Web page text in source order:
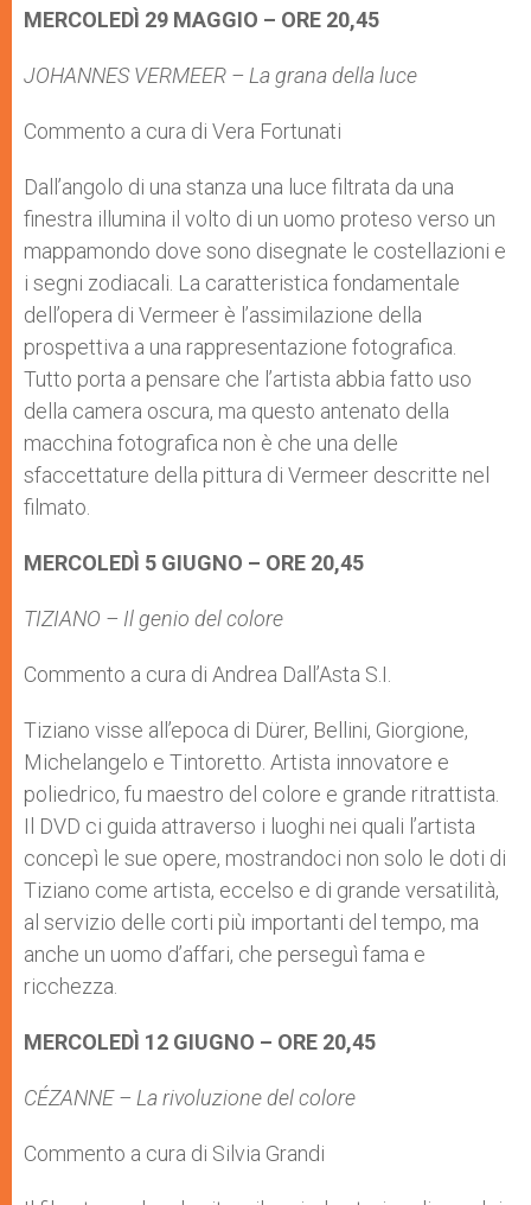
MERCOLEDÌ 29 MAGGIO – ORE 20,45
JOHANNES VERMEER – La grana della luce
Commento a cura di Vera Fortunati
Dall’angolo di una stanza una luce filtrata da una
finestra illumina il volto di un uomo proteso verso un
mappamondo dove sono disegnate le costellazioni e
i segni zodiacali. La caratteristica fondamentale
dell’opera di Vermeer è l’assimilazione della
prospettiva a una rappresentazione fotografica.
Tutto porta a pensare che l’artista abbia fatto uso
della camera oscura, ma questo antenato della
macchina fotografica non è che una delle
sfaccettature della pittura di Vermeer descritte nel
filmato.
MERCOLEDÌ 5 GIUGNO – ORE 20,45
TIZIANO – Il genio del colore
Commento a cura di Andrea Dall’Asta S.I.
Tiziano visse all’epoca di Dürer, Bellini, Giorgione,
Michelangelo e Tintoretto. Artista innovatore e
poliedrico, fu maestro del colore e grande ritrattista.
Il DVD ci guida attraverso i luoghi nei quali l’artista
concepì le sue opere, mostrandoci non solo le doti di
Tiziano come artista, eccelso e di grande versatilità,
al servizio delle corti più importanti del tempo, ma
anche un uomo d’affari, che perseguì fama e
ricchezza.
MERCOLEDÌ 12 GIUGNO – ORE 20,45
CÉZANNE – La rivoluzione del colore
Commento a cura di Silvia Grandi